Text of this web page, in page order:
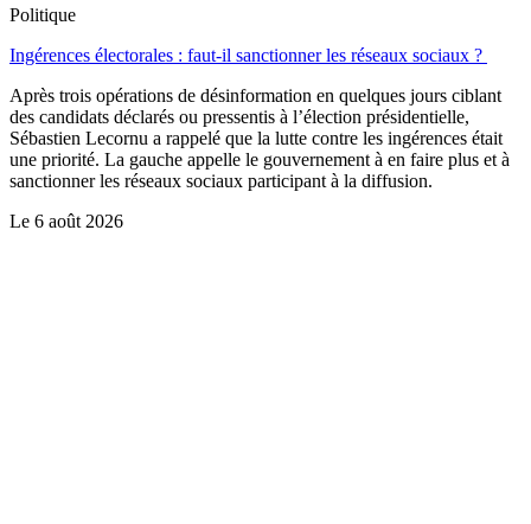
Politique
Ingérences électorales : faut-il sanctionner les réseaux sociaux ?
Après trois opérations de désinformation en quelques jours ciblant
des candidats déclarés ou pressentis à l’élection présidentielle,
Sébastien Lecornu a rappelé que la lutte contre les ingérences était
une priorité. La gauche appelle le gouvernement à en faire plus et à
sanctionner les réseaux sociaux participant à la diffusion.
Le 6 août 2026